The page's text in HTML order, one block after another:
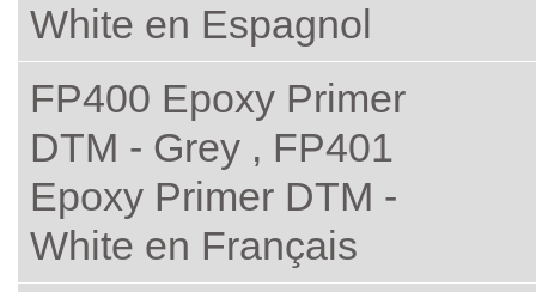
White en Espagnol
FP400 Epoxy Primer
DTM - Grey , FP401
Epoxy Primer DTM -
White en Français